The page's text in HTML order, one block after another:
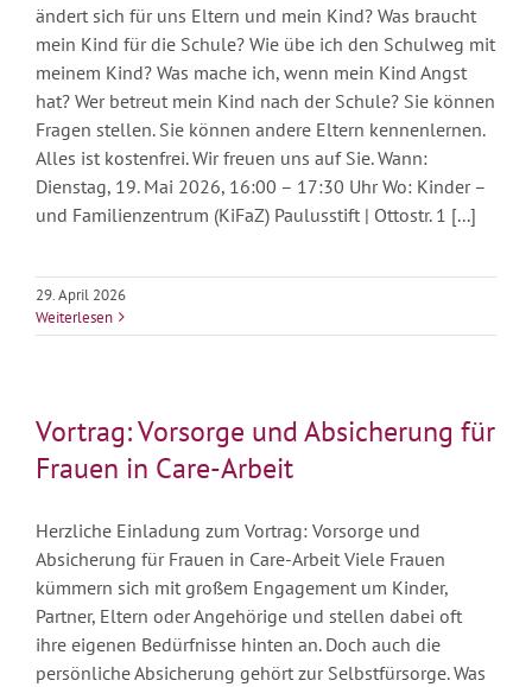
ändert sich für uns Eltern und mein Kind? Was braucht
mein Kind für die Schule? Wie übe ich den Schulweg mit
meinem Kind? Was mache ich, wenn mein Kind Angst
hat? Wer betreut mein Kind nach der Schule? Sie können
Fragen stellen. Sie können andere Eltern kennenlernen.
Alles ist kostenfrei. Wir freuen uns auf Sie. Wann:
Dienstag, 19. Mai 2026, 16:00 – 17:30 Uhr Wo: Kinder –
und Familienzentrum (KiFaZ) Paulusstift | Ottostr. 1 [...]
29. April 2026
Weiterlesen
Vortrag: Vorsorge und Absicherung für
Frauen in Care-Arbeit
Herzliche Einladung zum Vortrag: Vorsorge und
Absicherung für Frauen in Care-Arbeit Viele Frauen
kümmern sich mit großem Engagement um Kinder,
Partner, Eltern oder Angehörige und stellen dabei oft
ihre eigenen Bedürfnisse hinten an. Doch auch die
persönliche Absicherung gehört zur Selbstfürsorge. Was